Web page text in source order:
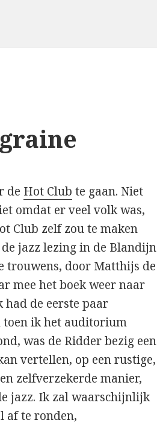
de Hot Club te gaan. Niet
omdat er veel volk was,
Club zelf zou te maken
jazz lezing in de Blandijn
trouwens, door Matthijs de
mee het boek weer naar
de eerste paar
toen ik het auditorium
was de Ridder bezig een
vertellen, op een rustige,
zelfverzekerde manier,
jazz. Ik zal waarschijnlijk
af te ronden,